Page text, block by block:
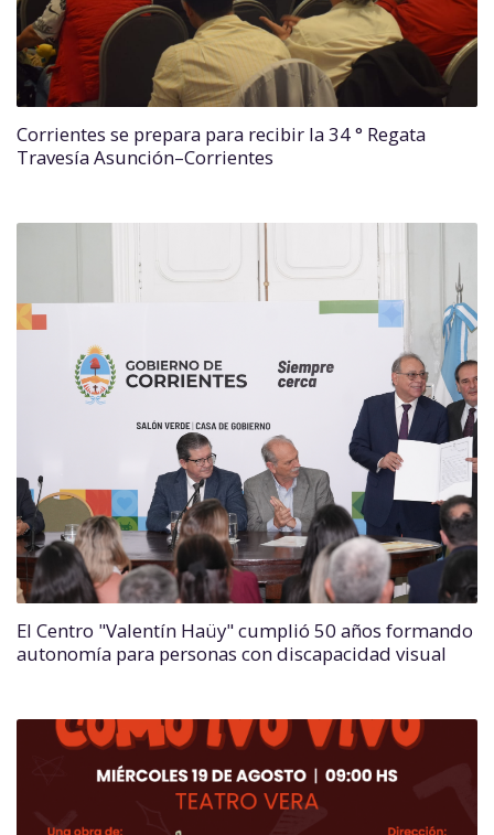
Corrientes se prepara para recibir la 34 ° Regata
Travesía Asunción–Corrientes
El Centro "Valentín Haüy" cumplió 50 años formando
autonomía para personas con discapacidad visual